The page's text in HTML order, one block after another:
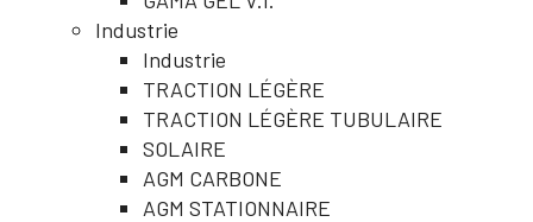
Industrie
Industrie
TRACTION LÉGÈRE
TRACTION LÉGÈRE TUBULAIRE
SOLAIRE
AGM CARBONE
AGM STATIONNAIRE